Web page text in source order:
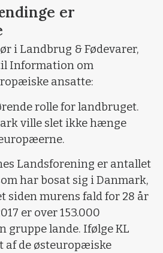
er
i Landbrug & Fødevarer,
Information om
ansatte:
rolle for landbruget.
ville slet ikke hænge
Landsforening er antallet
har bosat sig i Danmark,
siden murens fald for 28 år
er over 153.000
gruppe lande. Ifølge KL
af de østeuropæiske